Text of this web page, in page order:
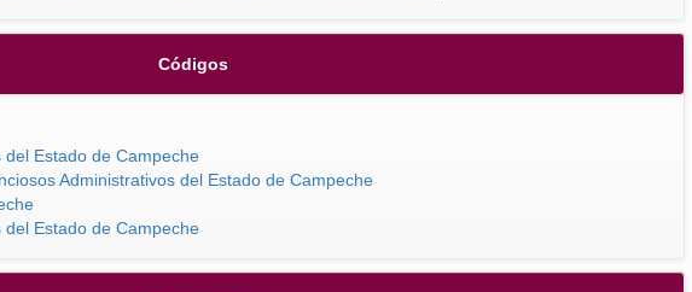
Códigos
Estado de Campeche
Administrativos del Estado de Campeche
Estado de Campeche